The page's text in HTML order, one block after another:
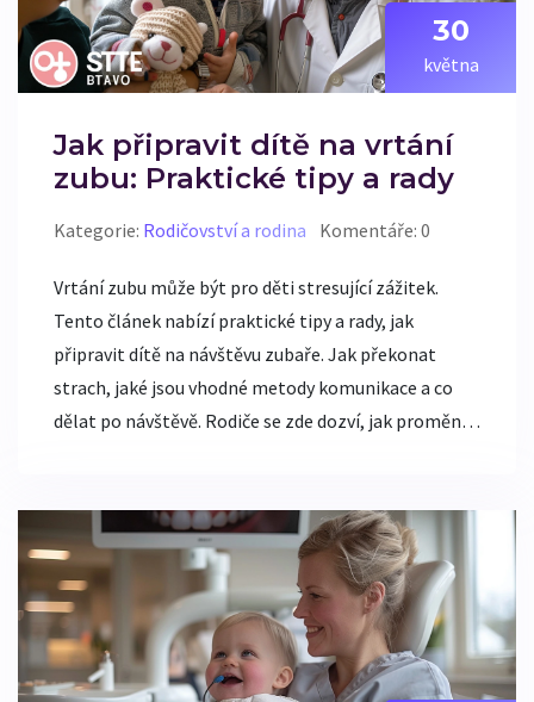
30
května
Jak připravit dítě na vrtání
zubu: Praktické tipy a rady
Kategorie: Rodičovství a rodina Komentáře: 0
Vrtání zubu může být pro děti stresující zážitek.
Tento článek nabízí praktické tipy a rady, jak
připravit dítě na návštěvu zubaře. Jak překonat
strach, jaké jsou vhodné metody komunikace a co
dělat po návštěvě. Rodiče se zde dozví, jak proměnit